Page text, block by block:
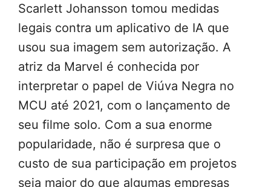
Scarlett Johansson tomou medidas
legais contra um aplicativo de IA que
usou sua imagem sem autorização. A
atriz da Marvel é conhecida por
interpretar o papel de Viúva Negra no
MCU até 2021, com o lançamento de
seu filme solo. Com a sua enorme
popularidade, não é surpresa que o
custo de sua participação em projetos
seja maior do que algumas empresas